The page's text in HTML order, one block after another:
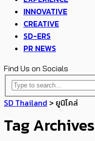
INNOVATIVE
CREATIVE
SD-ERS
PR NEWS
Find Us on Socials
SD Thailand > ยูนิโคล่
Tag